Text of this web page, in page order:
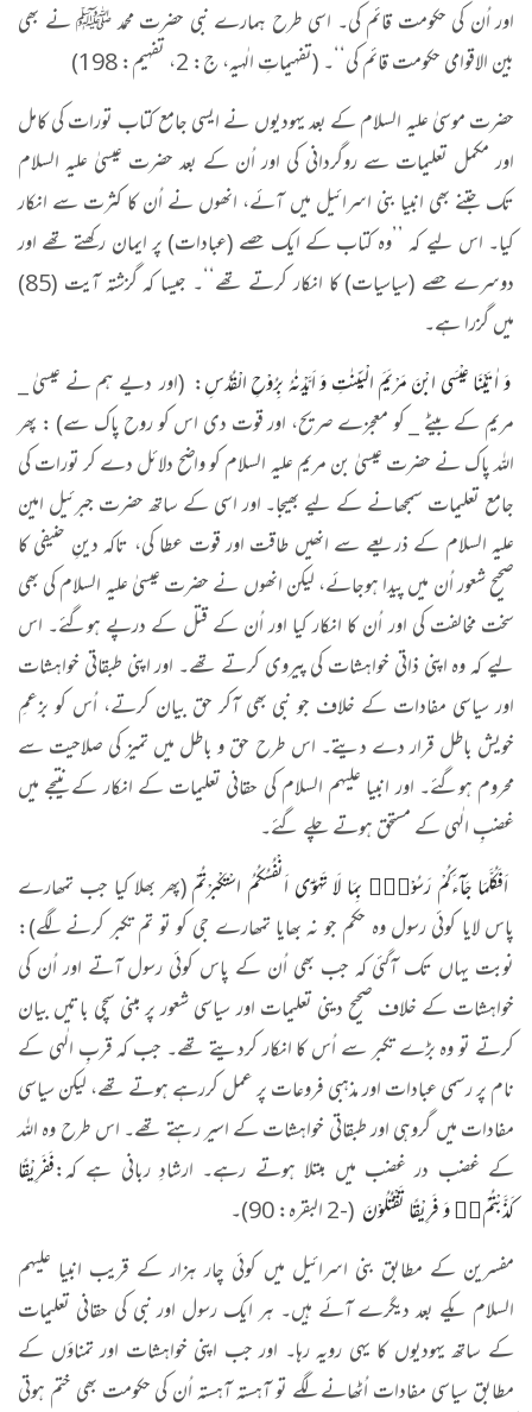
اور اُن کی حکومت قائم کی۔ اسی طرح ہمارے نبی حضرت محمد ﷺ نے بھی
بین الاقوامی حکومت قائم کی‘‘۔ (تفہیماتِ الٰہیہ، ج: 2، تفہیم: 198)
حضرت موسیٰ علیہ السلام کے بعد یہودیوں نے ایسی جامع کتاب تورات کی کامل
اور مکمل تعلیمات سے روگردانی کی اور اُن کے بعد حضرت عیسیٰ علیہ السلام
تک جتنے بھی انبیا بنی اسرائیل میں آئے، انھوں نے اُن کا کثرت سے انکار
کیا۔ اس لیے کہ ’’وہ کتاب کے ایک حصے (عبادات) پر ایمان رکھتے تھے اور
دوسرے حصے (سیاسیات) کا انکار کرتے تھے‘‘۔ جیسا کہ گزشتہ آیت (85)
میں گزرا ہے۔
وَ اٰتَیْنَا عِیْسَى ابْنَ مَرْیَمَ الْبَیِّنٰتِ وَ اَیَّدْنٰهُ بِرُوْحِ الْقُدُسِ: (اور دیے ہم نے عیسیٰ _
مریم کے بیٹے _ کو معجزے صریح، اور قوت دی اس کو روح پاک سے) : پھر
اللہ پاک نے حضرت عیسیٰ بن مریم علیہ السلام کو واضح دلائل دے کر تورات کی
جامع تعلیمات سمجھانے کے لیے بھیجا۔ اور اسی کے ساتھ حضرت جبرئیل امین
علیہ السلام کے ذریعے سے انھیں طاقت اور قوت عطا کی، تاکہ دینِ حنیفی کا
صحیح شعور اُن میں پیدا ہوجائے، لیکن انھوں نے حضرت عیسیٰ علیہ السلام کی بھی
سخت مخالفت کی اور اُن کا انکار کیا اور اُن کے قتل کے درپے ہوگئے۔ اس
لیے کہ وہ اپنی ذاتی خواہشات کی پیروی کرتے تھے۔ اور اپنی طبقاتی خواہشات
اور سیاسی مفادات کے خلاف جو نبی بھی آکر حق بیان کرتے، اُس کو بزعمِ
خویش باطل قرار دے دیتے۔ اس طرح حق و باطل میں تمیز کی صلاحیت سے
محروم ہوگئے۔ اور انبیا علیہم السلام کی حقانی تعلیمات کے انکار کے نتیجے میں
غضبِ الٰہی کے مستحق ہوتے چلے گئے۔
اَفَكُلَّمَا جَآءَكُمْ رَسُوْلٌۢ بِمَا لَا تَهْوٰۤى اَنْفُسُكُمُ اسْتَكْبَرْتُمْ(پھر بھلا کیا جب تمھارے
پاس لایا کوئی رسول وہ حکم جو نہ بھایا تمھارے جی کو تو تم تکبّر کرنے لگے):
نوبت یہاں تک آگئی کہ جب بھی اُن کے پاس کوئی رسول آتے اور اُن کی
خواہشات کے خلاف صحیح دینی تعلیمات اور سیاسی شعور پر مبنی سچی باتیں بیان
کرتے تو وہ بڑے تکبر سے اُس کا انکار کردیتے تھے۔ جب کہ قربِ الٰہی کے
نام پر رسمی عبادات اور مذہبی فروعات پر عمل کررہے ہوتے تھے، لیکن سیاسی
مفادات میں گروہی اور طبقاتی خواہشات کے اسیر رہتے تھے۔ اس طرح وہ اللہ
کے غضب در غضب میں مبتلا ہوتے رہے۔ ارشادِ ربانی ہے کہ:فَفَرِیْقًا
كَذَّبْتُمْ١٘ وَ فَرِیْقًا تَقْتُلُوْنَ
(-2 البقرہ: 90)۔
مفسرین کے مطابق بنی اسرائیل میں کوئی چار ہزار کے قریب انبیا علیہم
السلام یکے بعد دیگرے آئے ہیں۔ ہر ایک رسول اور نبی کی حقانی تعلیمات
کے ساتھ یہودیوں کا یہی رویہ رہا۔ اور جب اپنی خواہشات اور تمناؤں کے
مطابق سیاسی مفادات اُٹھانے لگے تو آہستہ آہستہ اُن کی حکومت بھی ختم ہوتی